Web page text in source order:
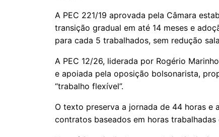
A PEC 221/19 aprovada pela Câmara
transição gradual em até 14 meses e
para cada 5 trabalhados, sem redução
A PEC 12/26, liderada por Rogério
e apoiada pela oposição bolsonarista,
“trabalho flexível”.
O texto preserva a jornada de 44 horas e
contratos baseados em horas